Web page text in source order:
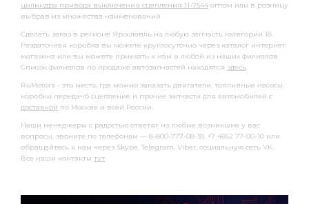
цилиндра привода выключения сцепления 11-7544 оптом или в розницу
выбрав из множества наименований.
Сделать заказ в регионе Ярославль на любую запчасть категории 18.
Раздаточная коробка вы можете круглосуточно через каталог интернет
магазина или вы можете приехать к нам в любой из наших филиалов.
Список филиалов по продаже автозапчастей находятся здесь.
RuMotors - это место, где можно заказать двигатели, топливные насосы,
коробки передачб сцепление и прочие запчасти для автомобилей с
доставкой по Москве и всей России.
Наши менеджеры с радостью ответят на любые возникшие у вас
вопросы, звоните по телефонам — 8-800-777-08-39, +7 4852 77-00-10 или
обращайтесь к нам через Skype, Telegram, Viber, социальную сеть VK.
Все наши контакты тут.